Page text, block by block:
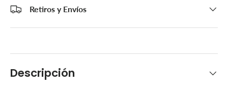
Retiros y Envíos
Descripción